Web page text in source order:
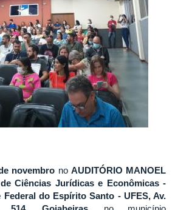
novembro no AUDITÓRIO MANOEL
Ciências Jurídicas e Econômicas -
Federal do Espírito Santo - UFES, Av.